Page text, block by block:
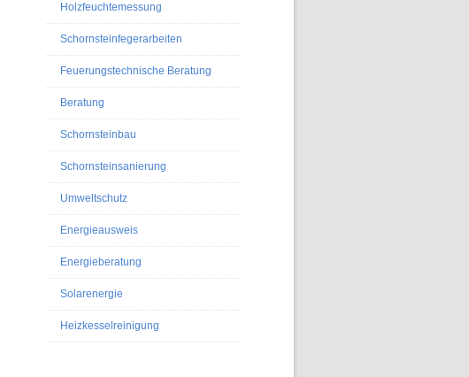
Holzfeuchtemessung
Schornsteinfegerarbeiten
Feuerungstechnische Beratung
Beratung
Schornsteinbau
Schornsteinsanierung
Umweltschutz
Energieausweis
Energieberatung
Solarenergie
Heizkesselreinigung